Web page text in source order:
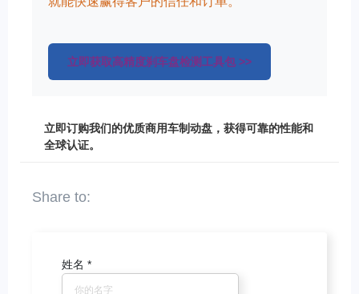
立即获取高精度刹车盘检测工具包 >>
立即订购我们的优质商用车制动盘，获得可靠的性能和
全球认证。
姓名 *